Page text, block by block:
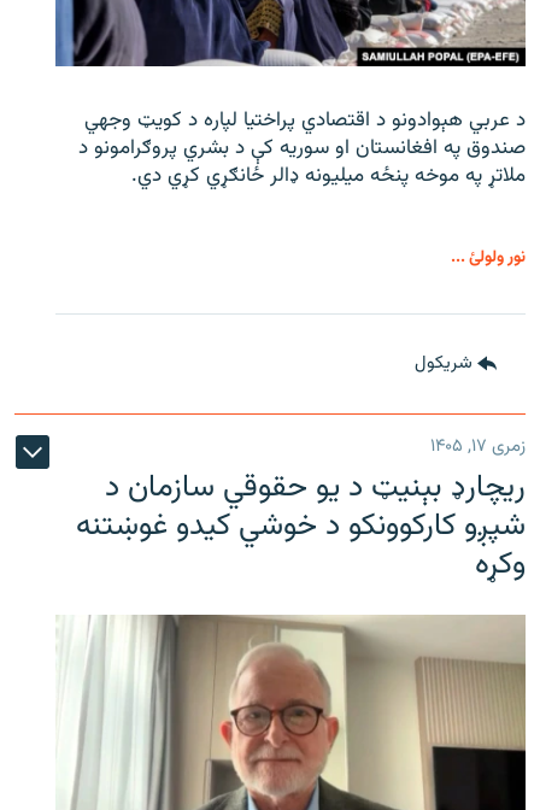
د عربي هېوادونو د اقتصادي پراختیا لپاره د کویټ وجهي
صندوق په افغانستان او سوریه کې د بشري پروګرامونو د
ملاتړ په موخه پنځه میلیونه ډالر ځانګړي کړي دي.
نور ولولئ ...
شريکول
زمری ۱۷, ۱۴۰۵
ریچارډ بېنیټ د یو حقوقي سازمان د
شپږو کارکوونکو د خوشي کیدو غوښتنه
وکړه